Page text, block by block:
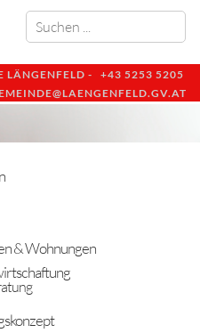
LÄNGENFELD - +43 5253 5205
& Wohnungen